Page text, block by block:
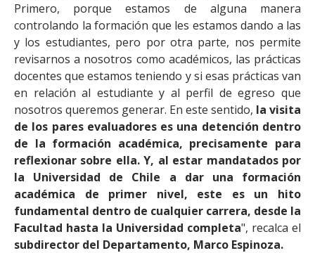
Primero, porque estamos de alguna manera
controlando la formación que les estamos dando a las
y los estudiantes, pero por otra parte, nos permite
revisarnos a nosotros como académicos, las prácticas
docentes que estamos teniendo y si esas prácticas van
en relación al estudiante y al perfil de egreso que
nosotros queremos generar. En este sentido, la visita
de los pares evaluadores es una detención dentro
de la formación académica, precisamente para
reflexionar sobre ella. Y, al estar mandatados por
la Universidad de Chile a dar una formación
académica de primer nivel, este es un hito
fundamental dentro de cualquier carrera, desde la
Facultad hasta la Universidad completa", recalca el
subdirector del Departamento, Marco Espinoza.